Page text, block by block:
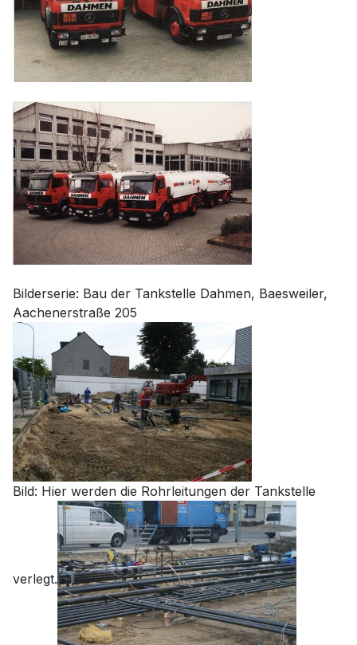
Bilderserie: Bau der Tankstelle Dahmen, Baesweiler,
Aachenerstraße 205
Bild: Hier werden die Rohrleitungen der Tankstelle
verlegt.